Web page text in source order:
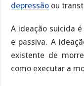
depressão ou
A ideação suicida
e passiva. A
existente de
como executar a